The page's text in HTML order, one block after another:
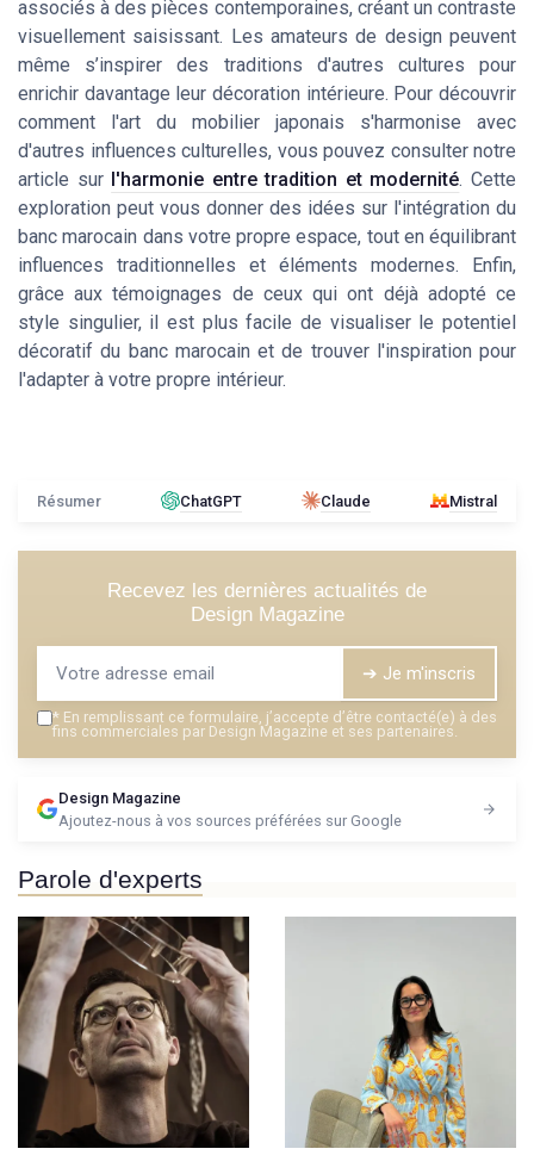
associés à des pièces contemporaines, créant un contraste
visuellement saisissant. Les amateurs de design peuvent
même s’inspirer des traditions d'autres cultures pour
enrichir davantage leur décoration intérieure. Pour découvrir
comment l'art du mobilier japonais s'harmonise avec
d'autres influences culturelles, vous pouvez consulter notre
article sur l'harmonie entre tradition et modernité. Cette
exploration peut vous donner des idées sur l'intégration du
banc marocain dans votre propre espace, tout en équilibrant
influences traditionnelles et éléments modernes. Enfin,
grâce aux témoignages de ceux qui ont déjà adopté ce
style singulier, il est plus facile de visualiser le potentiel
décoratif du banc marocain et de trouver l'inspiration pour
l'adapter à votre propre intérieur.
Résumer ChatGPT Claude Mistral
Recevez les dernières actualités de
Design Magazine
➔ Je m'inscris
* En remplissant ce formulaire, j’accepte d’être contacté(e) à des
fins commerciales par Design Magazine et ses partenaires.
Design Magazine
Ajoutez-nous à vos sources préférées sur Google
Parole d'experts